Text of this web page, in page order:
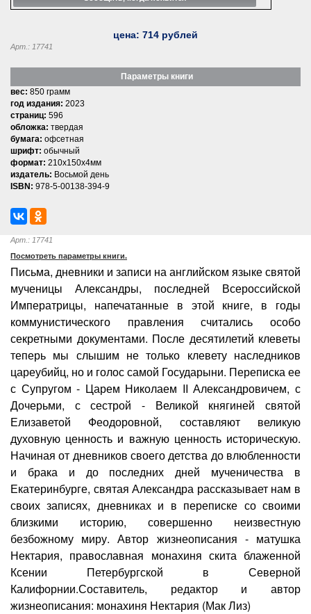
цена: 714 рублей
Арт.: 17741
Параметры книги
вес: 850 грамм
год издания: 2023
страниц: 596
обложка: твердая
бумага: офсетная
шрифт: обычный
формат: 210x150x4мм
издатель: Восьмой день
ISBN: 978-5-00138-394-9
Арт.: 17741
Посмотреть параметры книги.
Письма, дневники и записи на английском языке святой
мученицы Александры, последней Всероссийской
Императрицы, напечатанные в этой книге, в годы
коммунистического правления считались особо
секретными документами. После десятилетий клеветы
теперь мы слышим не только клевету наследников
цареубийц, но и голос самой Государыни. Переписка ее
с Супругом - Царем Николаем II Александровичем, с
Дочерьми, с сестрой - Великой княгиней святой
Елизаветой Феодоровной, составляют великую
духовную ценность и важную ценность историческую.
Начиная от дневников своего детства до влюбленности
и брака и до последних дней мученичества в
Екатеринбурге, святая Александра рассказывает нам в
своих записях, дневниках и в переписке со своими
близкими историю, совершенно неизвестную
безбожному миру. Автор жизнеописания - матушка
Нектария, православная монахиня скита блаженной
Ксении Петербургской в Северной
Калифорнии.Составитель, редактор и автор
жизнеописания: монахиня Нектария (Мак Лиз)